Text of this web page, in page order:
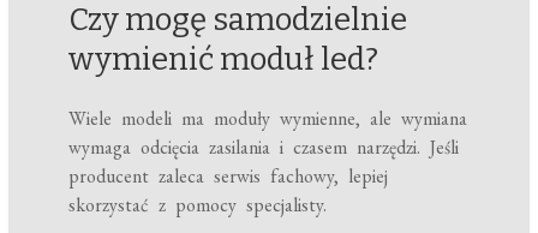
Czy mogę samodzielnie
wymienić moduł led?
Wiele modeli ma moduły wymienne, ale wymiana
wymaga odcięcia zasilania i czasem narzędzi. Jeśli
producent zaleca serwis fachowy, lepiej
skorzystać z pomocy specjalisty.